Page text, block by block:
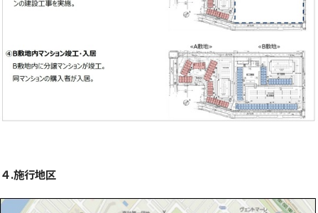
４.施行地区